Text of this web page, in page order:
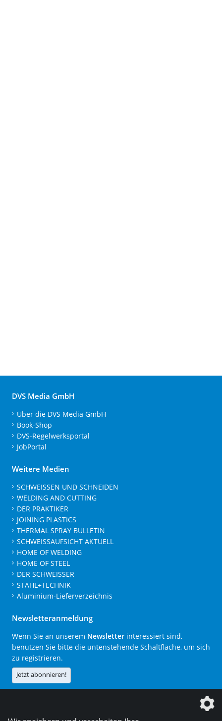
DVS Media GmbH
Über die DVS Media GmbH
Book-Shop
DVS-Regelwerksportal
JobPortal
Weitere Medien
SCHWEISSEN UND SCHNEIDEN
WELDING AND CUTTING
DER PRAKTIKER
JOINING PLASTICS
THERMAL SPRAY BULLETIN
SCHWEISSAUFSICHT AKTUELL
HOME OF WELDING
HOME OF STEEL
DER SCHWEISSER
STAHL+TECHNIK
Aluminium-Lieferverzeichnis
Newsletteranmeldung
Wenn Sie an unserem Newsletter interessiert sind,
benutzen Sie bitte die untenstehende Schaltfläche, um sich
zu registrieren.
Jetzt abonnieren!
Die DVS Media GmbH ist ein Unternehmen der